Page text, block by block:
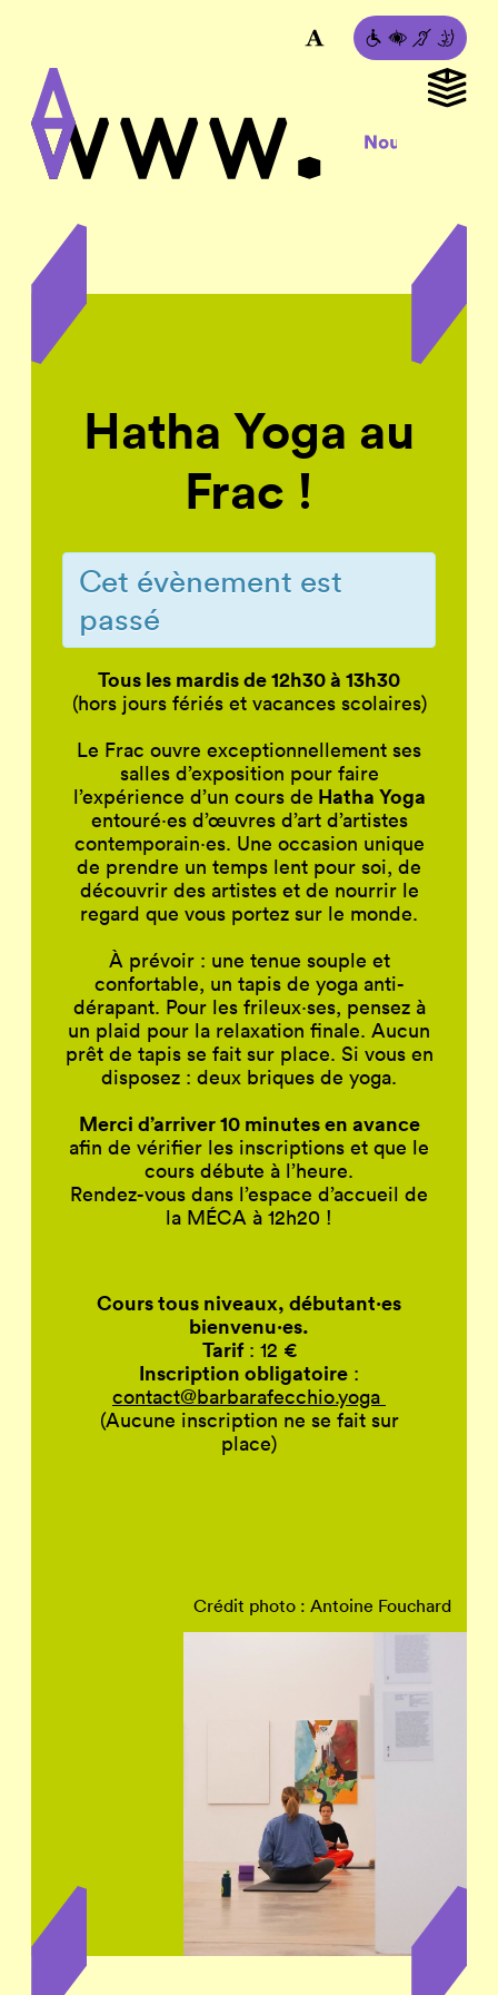
Hatha Yoga au
Frac !
Cet évènement est
passé
Tous les mardis de 12h30 à 13h30
(hors jours fériés et vacances scolaires)
Le Frac ouvre exceptionnellement ses
salles d’exposition pour faire
l’expérience d’un cours de Hatha Yoga
entouré·es d’œuvres d’art d’artistes
contemporain·es. Une occasion unique
de prendre un temps lent pour soi, de
découvrir des artistes et de nourrir le
regard que vous portez sur le monde.
À prévoir : une tenue souple et
confortable, un tapis de yoga anti-
dérapant. Pour les frileux·ses, pensez à
un plaid pour la relaxation finale. Aucun
prêt de tapis se fait sur place. Si vous en
disposez : deux briques de yoga.
Merci d’arriver 10 minutes en avance
afin de vérifier les inscriptions et que le
cours débute à l’heure.
Rendez-vous dans l’espace d’accueil de
la MÉCA à 12h20 !
Cours tous niveaux, débutant·es
bienvenu·es.
Tarif: 12 €
Inscription obligatoire :
contact@barbarafecchio.yoga
(Aucune inscription ne se fait sur
place)
Crédit photo : Antoine Fouchard